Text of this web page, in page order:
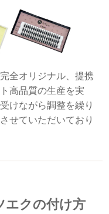
全オリジナル、提携
高品質の生産を実
けながら調整を繰り
せていただいており
エクの付け方